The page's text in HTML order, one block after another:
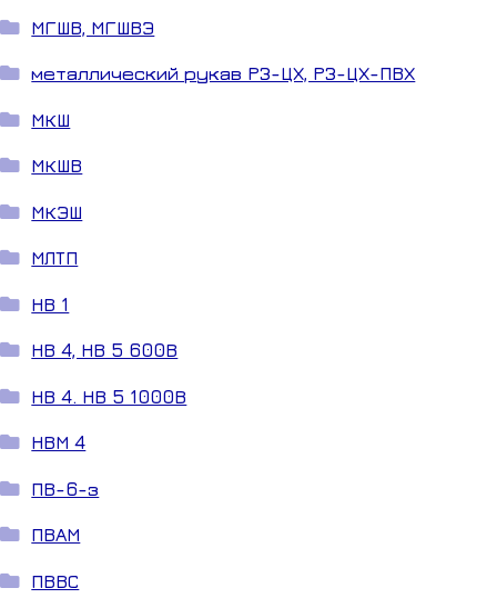
МГШВ, МГШВЭ
металлический рукав РЗ-ЦХ, РЗ-ЦХ-ПВХ
МКШ
МКШВ
МКЭШ
МЛТП
НВ 1
НВ 4, НВ 5 600В
НВ 4. НВ 5 1000В
НВМ 4
ПВ-6-з
ПВАМ
ПВВС